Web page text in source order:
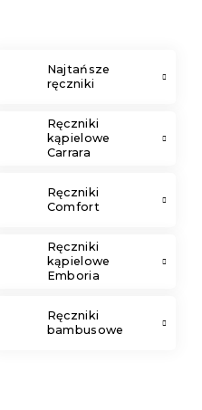
Najtańsze
ręczniki
Ręczniki
kąpielowe
Carrara
Ręczniki
Comfort
Ręczniki
kąpielowe
Emboria
Ręczniki
bambusowe